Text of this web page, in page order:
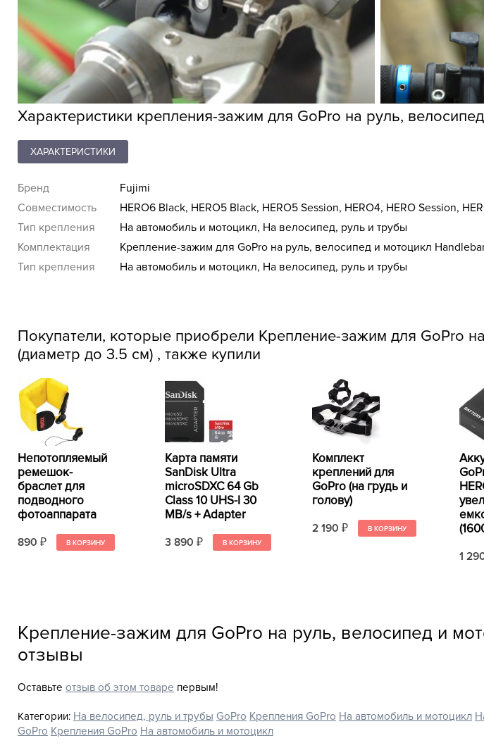
Характеристики крепления-зажим для GoPro на руль,
ХАРАКТЕРИСТИКИ
Бренд
Fujimi
Совместимость
HERO6 Black, HERO5 Black, HERO5 Session, HERO4, HERO Session,
Тип крепления
На автомобиль и мотоцикл, На велосипед, руль и трубы
Комплектация
Крепление-зажим для GoPro на руль, велосипед и мотоцикл
Тип крепления
На автомобиль и мотоцикл, На велосипед, руль и трубы
Покупатели, которые приобрели Крепление-зажим для GoPro
(диаметр до 3.5 см) , также купили
Непотопляемый
ремешок-
браслет для
подводного
фотоаппарата
890 ₽
Карта памяти
SanDisk Ultra
microSDXC 64 Gb
Class 10 UHS-I 30
MB/s + Adapter
3 890 ₽
Комплект
креплений для
GoPro (на грудь и
голову)
2 190 ₽
1
Крепление-зажим для GoPro на руль, велосипед и
отзывы
Оставьте отзыв об этом товаре первым!
Категории: На велосипед, руль и трубы GoPro Крепления GoPro На автомобиль и мотоцикл
GoPro Крепления GoPro На автомобиль и мотоцикл